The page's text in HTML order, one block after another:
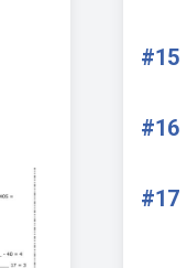
#15
#16
#17